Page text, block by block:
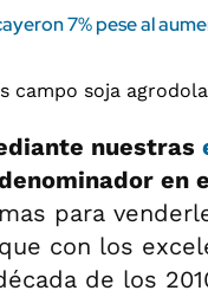
7% pese al
nuestras
en
para
con los
de los